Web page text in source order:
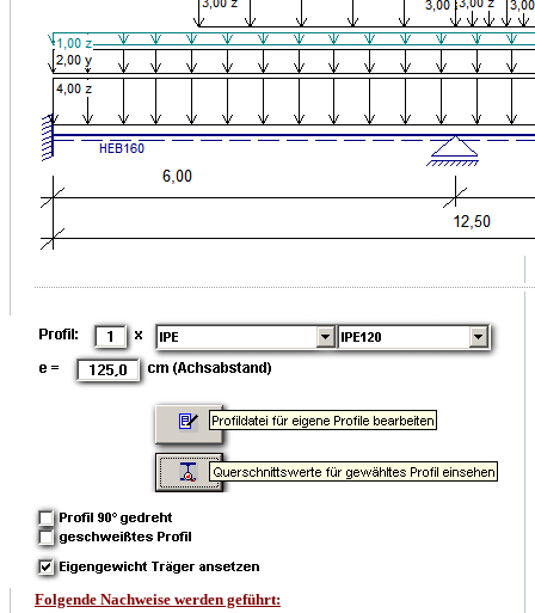
Folgende Nachweise werden geführt: